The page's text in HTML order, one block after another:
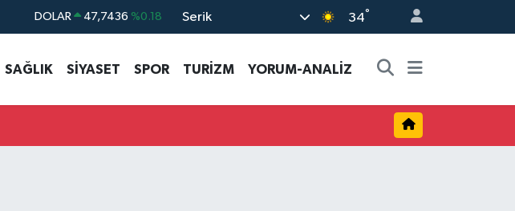
DOLAR 47,7436 %0.18
STERLİN 64,4811 %0.38
GRAM ALTIN 6660.55 %0.03
Serik 34°
SAĞLIK SİYASET SPOR TURİZM YORUM-ANALİZ